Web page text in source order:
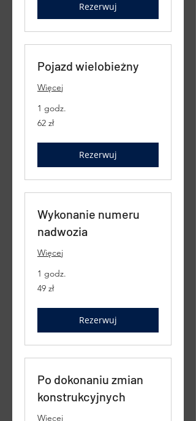
Rezerwuj
Pojazd wielobieżny
Więcej
1 godz.
62
złote
62 zł
Rezerwuj
Wykonanie numeru
nadwozia
Więcej
1 godz.
49
złotych
49 zł
Rezerwuj
Po dokonaniu zmian
konstrukcyjnych
Więcej